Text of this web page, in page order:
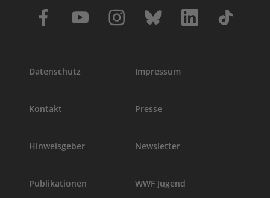
Datenschutz Impressum
Kontakt Presse
Hinweisgeber Newsletter
Publikationen WWF Jugend